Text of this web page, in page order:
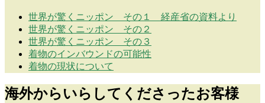
世界が驚くニッポン その１ 経産省の資料より
世界が驚くニッポン その２
世界が驚くニッポン その３
着物のインバウンドの可能性
着物の現状について
海外からいらしてくださったお客様